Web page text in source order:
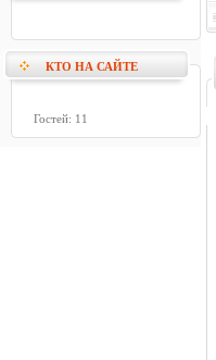
КТО НА САЙТЕ
Гостей: 11